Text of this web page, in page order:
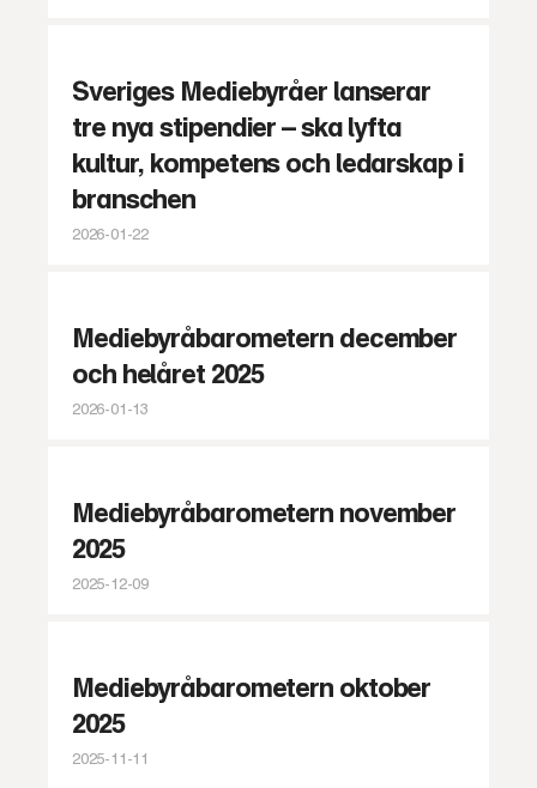
Sveriges Mediebyråer lanserar
tre nya stipendier – ska lyfta
kultur, kompetens och ledarskap i
branschen
2026-01-22
Mediebyråbarometern december
och helåret 2025
2026-01-13
Mediebyråbarometern november
2025
2025-12-09
Mediebyråbarometern oktober
2025
2025-11-11